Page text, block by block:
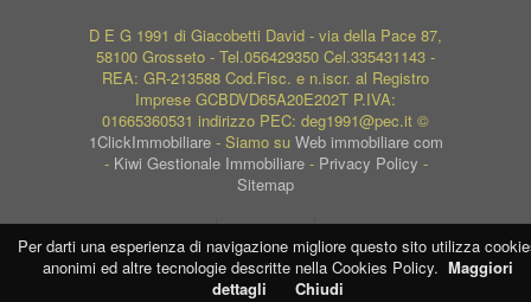
D E G 1991 di Giacobetti David - via della Pace 87,
58100 Grosseto - Tel.056429350 Cel.335431143 -
REA: GR-213588 Cod.Fisc. e n.iscr. al Registro
Imprese GCBDVD65A20E202T P.IVA:
01665360531 indirizzo PEC: deg1991@pec.it ©
1ClickImmobiliare- Siamo su Web immobiliare com
- Kiwi Gestionale Immobiliare- Privacy Policy -
Sitemap
Per darti una esperienza di navigazione migliore questo sito utilizza
anonimi ed altre tecnologie descritte nella Cookies Policy. Maggiori
dettagli
Chiudi